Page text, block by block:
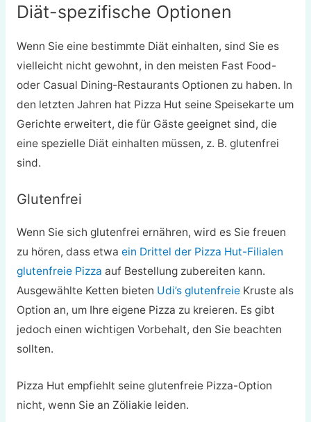
Diät-spezifische Optionen
Wenn Sie eine bestimmte Diät einhalten, sind Sie es
vielleicht nicht gewohnt, in den meisten Fast Food-
oder Casual Dining-Restaurants Optionen zu haben. In
den letzten Jahren hat Pizza Hut seine Speisekarte um
Gerichte erweitert, die für Gäste geeignet sind, die
eine spezielle Diät einhalten müssen, z. B. glutenfrei
sind.
Glutenfrei
Wenn Sie sich glutenfrei ernähren, wird es Sie freuen
zu hören, dass etwa ein Drittel der Pizza Hut-Filialen
glutenfreie Pizza auf Bestellung zubereiten kann.
Ausgewählte Ketten bieten Udi’s glutenfreieKruste als
Option an, um Ihre eigene Pizza zu kreieren. Es gibt
jedoch einen wichtigen Vorbehalt, den Sie beachten
sollten.
Pizza Hut empfiehlt seine glutenfreie Pizza-Option
nicht, wenn Sie an Zöliakie leiden.